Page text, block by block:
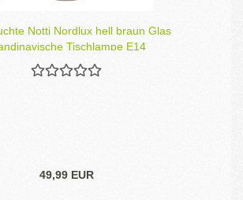
Notti Nordlux hell braun Glas
Tischlampe E14
49,99 EUR